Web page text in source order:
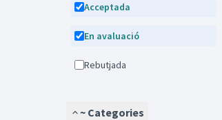
Acceptada
En avaluació
Rebutjada
~ Categories